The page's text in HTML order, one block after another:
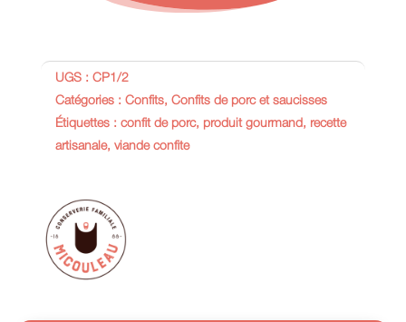
UGS : CP1/2
Catégories : Confits, Confits de porc et saucisses
Étiquettes : confit de porc, produit gourmand, recette
artisanale, viande confite